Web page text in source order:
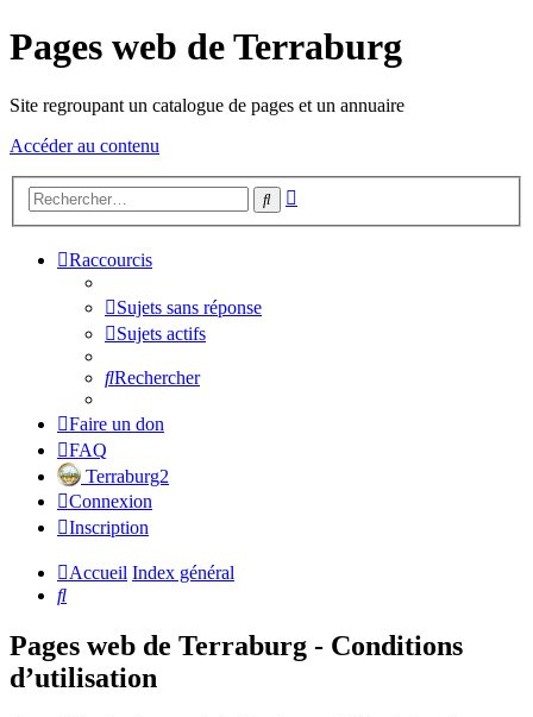
Pages web de Terraburg
Site regroupant un catalogue de pages et un annuaire
Accéder au contenu
Rechercher
Raccourcis
Sujets sans réponse
Sujets actifs
Rechercher
Faire un don
FAQ
Terraburg2
Connexion
Inscription
Accueil Index général
Rechercher
Pages web de Terraburg - Conditions
d’utilisation